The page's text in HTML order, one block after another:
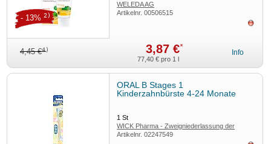
WELEDA AG
Artikelnr.00506515
4,45 €4) 3,87 €*
- 13% 2)
77,40 € pro 1 l
Info
ORAL B Stages 1
Kinderzahnbürste 4-24 Monate
1St
WICK Pharma - Zweigniederlassung der
Procter & Gamble GmbH
Artikelnr.02247549